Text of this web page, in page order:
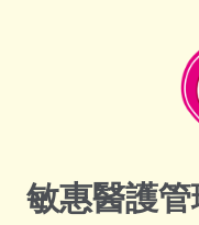
敏惠醫護